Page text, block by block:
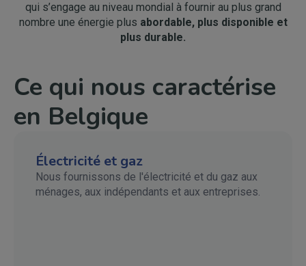
qui s’engage au niveau mondial à fournir au plus grand
nombre une énergie plus abordable, plus disponible et
plus durable.
Ce qui nous caractérise
en Belgique
Électricité et gaz
Nous fournissons de l'électricité et du gaz aux
ménages, aux indépendants et aux entreprises.